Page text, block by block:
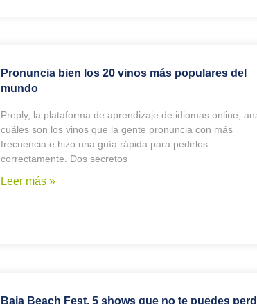
Pronuncia bien los 20 vinos más populares del
mundo
Preply, la plataforma de aprendizaje de idiomas online,
cuáles son los vinos que la gente pronuncia con más
frecuencia e hizo una guía rápida para pedirlos
correctamente. Dos secretos
Leer más »
Baja Beach Fest, 5 shows que no te puedes